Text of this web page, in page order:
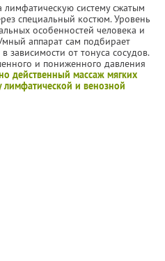
лимфатическую систему сжатым
специальный костюм. Уровень
особенностей человека и
аппарат сам подбирает
зависимости от тонуса сосудов.
и пониженного давления
действенный массаж мягких
и венозной